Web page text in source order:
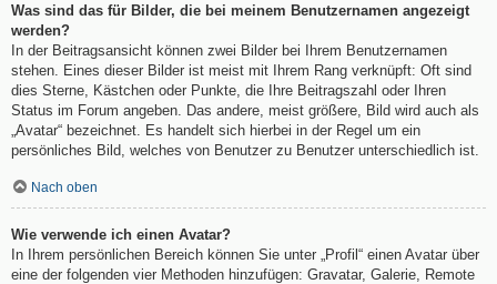
Was sind das für Bilder, die bei meinem Benutzernamen angezeigt
werden?
In der Beitragsansicht können zwei Bilder bei Ihrem Benutzernamen
stehen. Eines dieser Bilder ist meist mit Ihrem Rang verknüpft: Oft sind
dies Sterne, Kästchen oder Punkte, die Ihre Beitragszahl oder Ihren
Status im Forum angeben. Das andere, meist größere, Bild wird auch als
„Avatar“ bezeichnet. Es handelt sich hierbei in der Regel um ein
persönliches Bild, welches von Benutzer zu Benutzer unterschiedlich ist.
Nach oben
Wie verwende ich einen Avatar?
In Ihrem persönlichen Bereich können Sie unter „Profil“ einen Avatar über
eine der folgenden vier Methoden hinzufügen: Gravatar, Galerie, Remote